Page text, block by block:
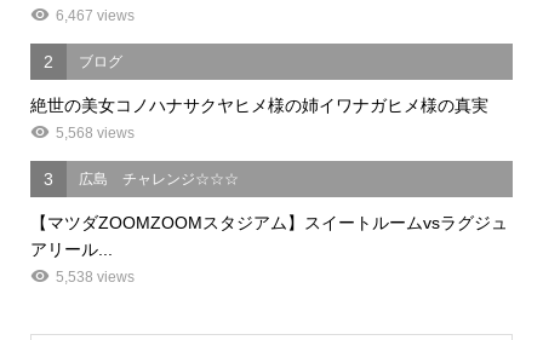
6,467 views
2 ブログ
絶世の美女コノハナサクヤヒメ様の姉イワナガヒメ様の真実
5,568 views
3 広島 チャレンジ☆☆☆
【マツダZOOMZOOMスタジアム】スイートルームvsラグジュ
アリール...
5,538 views